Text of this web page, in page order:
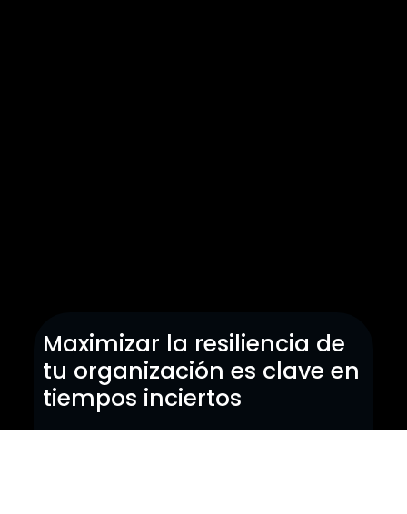
Maximizar la resiliencia de
tu organización es clave en
tiempos inciertos